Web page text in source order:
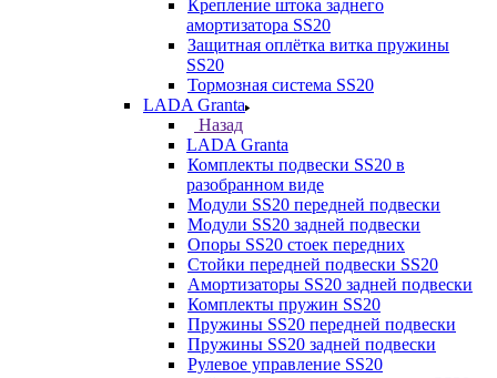
Крепление штока заднего
амортизатора SS20
Защитная оплётка витка пружины
SS20
Тормозная система SS20
LADA Granta
Назад
LADA Granta
Комплекты подвески SS20 в
разобранном виде
Модули SS20 передней подвески
Модули SS20 задней подвески
Опоры SS20 стоек передних
Стойки передней подвески SS20
Амортизаторы SS20 задней подвески
Комплекты пружин SS20
Пружины SS20 передней подвески
Пружины SS20 задней подвески
Рулевое управление SS20